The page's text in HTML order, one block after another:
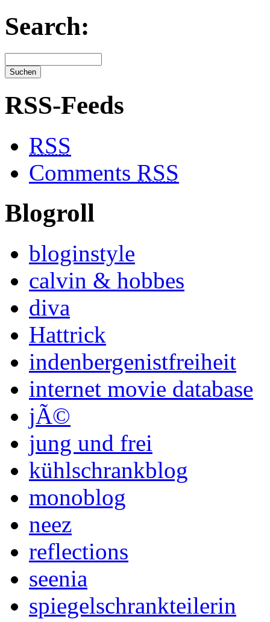
Search:
RSS-Feeds
RSS
Comments RSS
Blogroll
bloginstyle
calvin & hobbes
diva
Hattrick
indenbergenistfreiheit
internet movie database
jÃ©
jung und frei
kühlschrankblog
monoblog
neez
reflections
seenia
spiegelschrankteilerin